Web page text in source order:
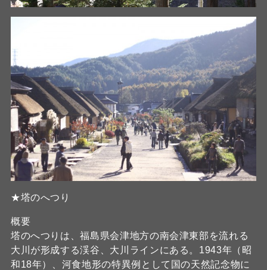
★塔のへつり
概要
塔のへつりは、福島県会津地方の南会津東部を流れる
大川が形成する渓谷、大川ラインにある。1943年（昭
和18年）、河食地形の特異例として国の天然記念物に